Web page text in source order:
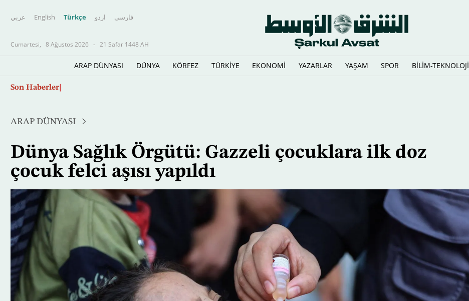
عربي English Türkçe اردو فارسى
Cumartesi, 8 Ağustos 2026 - 21 Safar 1448 AH
ARAP DÜNYASI DÜNYA KÖRFEZ TÜRKİYE EKONOMİ YAZARLAR YAŞAM SPOR BİLİM-TEKNOLOJİ
Ana
Son Haberler
ARAP DÜNYASI
Dünya Sağlık Örgütü: Gazzeli çocuklara ilk doz
çocuk felci aşısı yapıldı